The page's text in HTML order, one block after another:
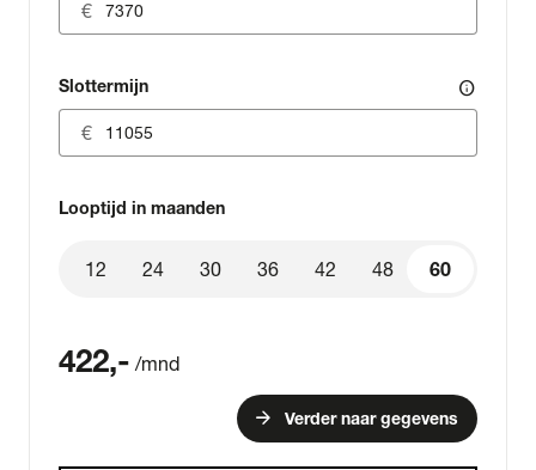
Slottermijn info
Looptijd in maanden
60
12 24 30 36 42 48 60
422,- /mnd
arrow_forward Verder naar gegevens